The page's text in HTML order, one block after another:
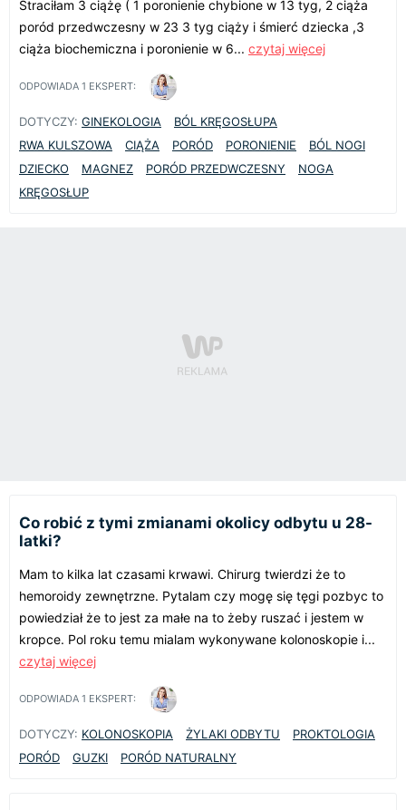
Straciłam 3 ciążę ( 1 poronienie chybione w 13 tyg, 2 ciąża
poród przedwczesny w 23 3 tyg ciąży i śmierć dziecka ,3
ciąża biochemiczna i poronienie w 6... czytaj więcej
ODPOWIADA 1 EKSPERT:
DOTYCZY: GINEKOLOGIA
BÓL KRĘGOSŁUPA
RWA KULSZOWA
CIĄŻA PORÓD PORONIENIE
BÓL NOGI
DZIECKO
MAGNEZ PORÓD PRZEDWCZESNY
NOGA
KRĘGOSŁUP
Co robić z tymi zmianami okolicy odbytu u 28-
latki?
Mam to kilka lat czasami krwawi. Chirurg twierdzi że to
hemoroidy zewnętrzne. Pytalam czy mogę się tęgi pozbyc to
powiedział że to jest za małe na to żeby ruszać i jestem w
kropce. Pol roku temu mialam wykonywane kolonoskopie i...
czytaj więcej
ODPOWIADA 1 EKSPERT:
DOTYCZY: KOLONOSKOPIA ŻYLAKI ODBYTU
PROKTOLOGIA
PORÓD
GUZKI PORÓD NATURALNY